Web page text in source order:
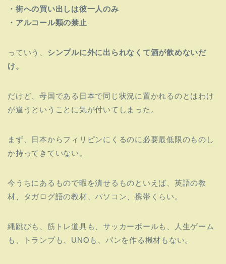
・街への買い出しは彼一人のみ
・アルコール類の禁止
っていう、 シンプルに外に出られなくて酒が飲めないだ
け。
だけど、母国である日本で同じ状況に置かれるのとはわけ
が違うということに気が付いてしまった。
まず、日本からフィリピンにくるのに必要最低限のものし
か持ってきていない。
今うちにあるもので暇を潰せるものといえば、英語の教
材、タガログ語の教材、パソコン、携帯くらい。
縄跳びも、筋トレ道具も、サッカーボールも、人生ゲーム
も、トランプも、UNOも、パンを作る機材もない。